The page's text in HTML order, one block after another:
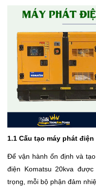
1.1 Cấu tạo máy phát
Để vận hành ổn định và
điện Komatsu 20kva
trọng, mỗi bộ phận đảm